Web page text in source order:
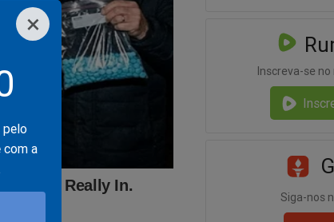
×
pelo
com a
No retorno ao
Terapia Intensiva (CTI) do
após a posse de
Inscreva-se
Siga-nos